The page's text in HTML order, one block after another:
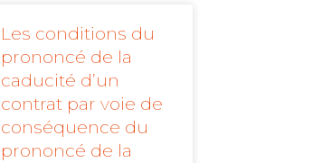
Les conditions du
prononcé de la
caducité d’un
contrat par voie de
conséquence du
prononcé de la